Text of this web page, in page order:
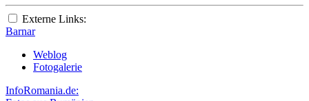
Externe Links:
Barnar
Weblog
Fotogalerie
InfoRomania.de: